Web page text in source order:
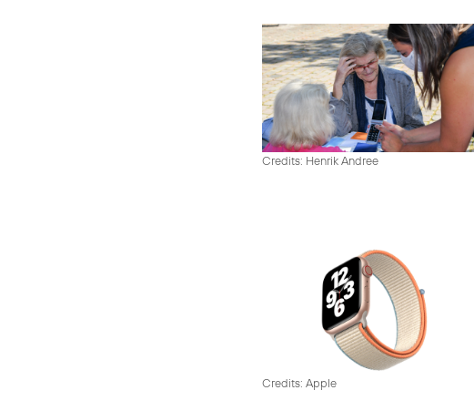
Credits: Henrik Andree
Credits: Apple